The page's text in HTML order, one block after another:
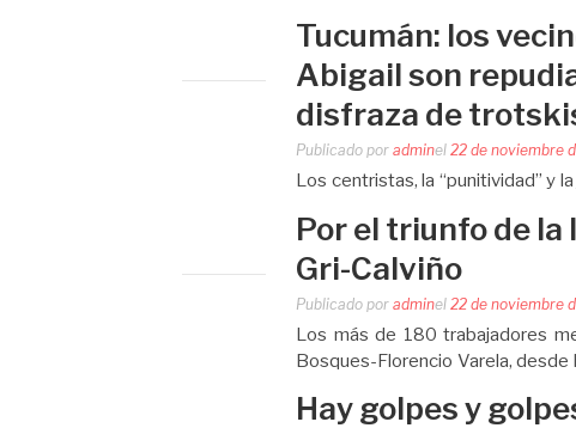
en…
Tucumán: los
Abigail son
disfraza de
Publicado por adminel 22 de noviembre
Los centristas, la “punitividad” y
ciudad de Tucumán dos
Por el triunfo de
Gri-Calviño
Publicado por adminel 22 de noviembre
Los más de 180 trabajadores
Bosques-Florencio Varela,
de la fábrica….
Hay golpes y